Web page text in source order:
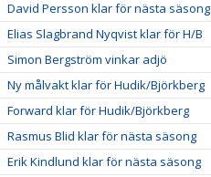
David Persson klar för nästa säsong
Elias Slagbrand Nyqvist klar för H/B
Simon Bergström vinkar adjö
Ny målvakt klar för Hudik/Björkberg
Forward klar för Hudik/Björkberg
Rasmus Blid klar för nästa säsong
Erik Kindlund klar för nästa säsong